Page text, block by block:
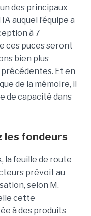
des principaux
auquel l’équipe a
à 7
ces puces seront
bien plus
Et en
de la mémoire, il
de capacité dans
les fondeurs
la feuille de route
prévoit au
selon M.
cette
à des produits